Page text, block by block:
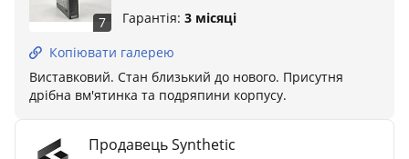
7
Гарантія: 3 місяці
Копіювати галерею
Виставковий. Стан близький до нового. Присутня
дрібна вм'ятинка та подряпини корпусу.
Продавець Synthetic